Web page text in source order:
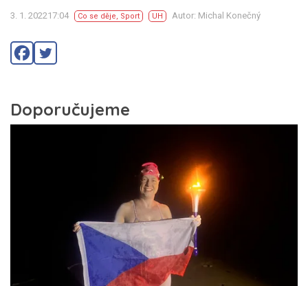
3. 1. 202217:04 Co se děje, Sport UH Autor: Michal Konečný